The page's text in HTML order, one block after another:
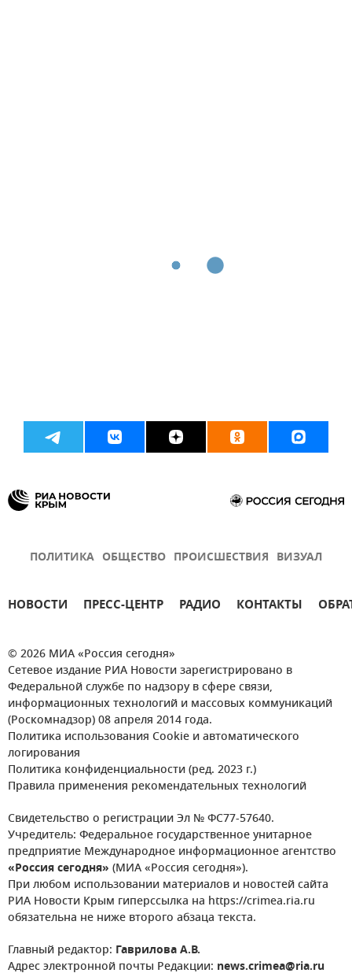
ПОЛИТИКА ОБЩЕСТВО ПРОИСШЕСТВИЯ ВИЗУАЛ
НОВОСТИ ПРЕСС-ЦЕНТР РАДИО КОНТАКТЫ
© 2026 МИА «Россия сегодня»
Сетевое издание РИА Новости зарегистрировано в
Федеральной службе по надзору в сфере связи,
информационных технологий и массовых коммуникаций
(Роскомнадзор) 08 апреля 2014 года.
Политика использования Cookie и автоматического
логирования
Политика конфиденциальности (ред. 2023 г.)
Правила применения рекомендательных технологий
Свидетельство о регистрации Эл № ФС77-57640.
Учредитель: Федеральное государственное унитарное
предприятие Международное информационное агентство
«Россия сегодня» (МИА «Россия сегодня»).
При любом использовании материалов и новостей сайта
РИА Новости Крым гиперссылка на https://crimea.ria.ru
обязательна не ниже второго абзаца текста.
Главный редактор: Гаврилова А.В.
Адрес электронной почты Редакции: news.crimea@ria.ru